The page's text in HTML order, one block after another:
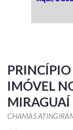
IMÓVEL
MIRAGUAÍ
CHAMAS